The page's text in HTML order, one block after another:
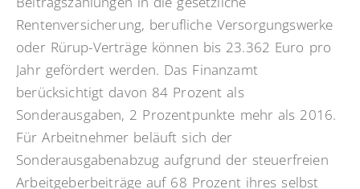
Rentenversicherung, berufliche Versorgungswerke
oder Rürup-Verträge können bis 23.362 Euro pro
Jahr gefördert werden. Das Finanzamt
berücksichtigt davon 84 Prozent als
Sonderausgaben, 2 Prozentpunkte mehr als 2016.
Für Arbeitnehmer beläuft sich der
Sonderausgabenabzug aufgrund der steuerfreien
Arbeitgeberbeiträge auf 68 Prozent ihres selbst